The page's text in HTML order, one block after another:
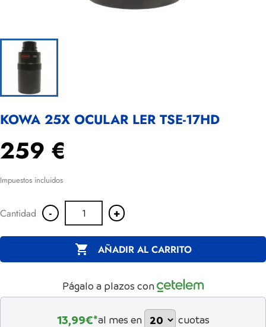
KOWA 25X OCULAR LER TSE-17HD
259 €
Impuestos incluidos
Cantidad - +
 AÑADIR AL CARRITO
Págalo a plazos con
13,99€*al mes en cuotas